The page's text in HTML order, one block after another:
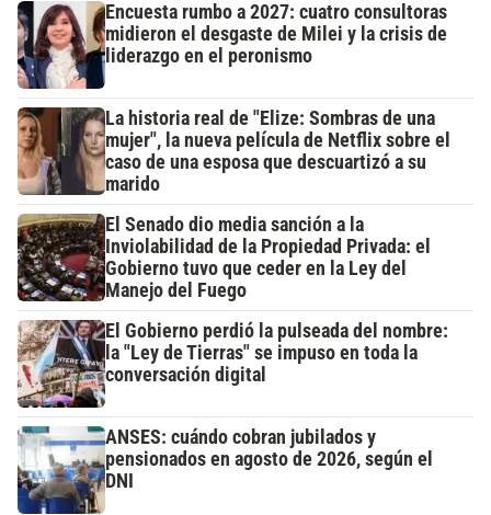
Encuesta rumbo a 2027: cuatro consultoras
midieron el desgaste de Milei y la crisis de
liderazgo en el peronismo
La historia real de "Elize: Sombras de una
mujer", la nueva película de Netflix sobre el
caso de una esposa que descuartizó a su
marido
El Senado dio media sanción a la
Inviolabilidad de la Propiedad Privada: el
Gobierno tuvo que ceder en la Ley del
Manejo del Fuego
El Gobierno perdió la pulseada del nombre:
la "Ley de Tierras" se impuso en toda la
conversación digital
ANSES: cuándo cobran jubilados y
pensionados en agosto de 2026, según el
DNI